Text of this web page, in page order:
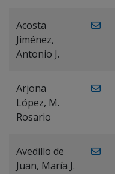
Acosta
Jiménez,
Antonio J.
Arjona
López, M.
Rosario
Avedillo de
Juan, María J.